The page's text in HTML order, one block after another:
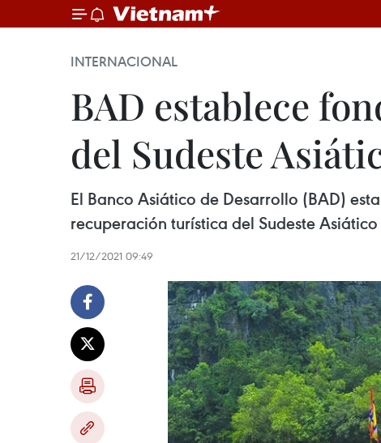
INTERNACIONAL
BAD establece
del Sudeste
El Banco Asiático de Desarrollo (BAD)
recuperación turística del Sudeste
21/12/2021 09:49